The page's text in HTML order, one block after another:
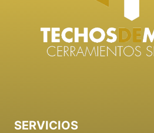
SERVICIOS